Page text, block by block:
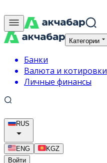
Категории
Банки
Валюта и котировки
Личные финансы
RUS
ENG
KGZ
Войти